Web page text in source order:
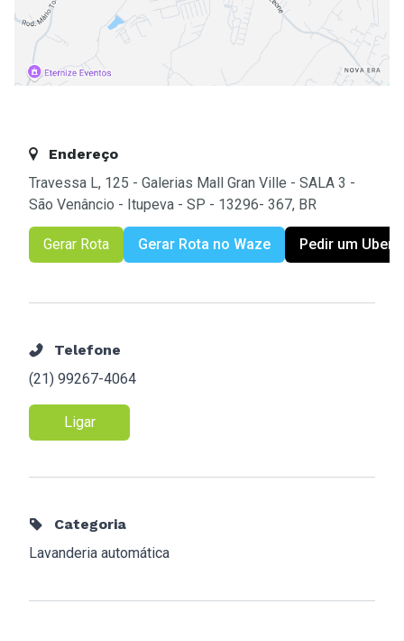
Endereço
Travessa L, 125 - Galerias Mall Gran Ville - SALA 3 -
São Venâncio - Itupeva - SP - 13296- 367, BR
Gerar Rota Gerar Rota no Waze Pedir um Uber
Telefone
(21) 99267-4064
Ligar
Categoria
Lavanderia automática